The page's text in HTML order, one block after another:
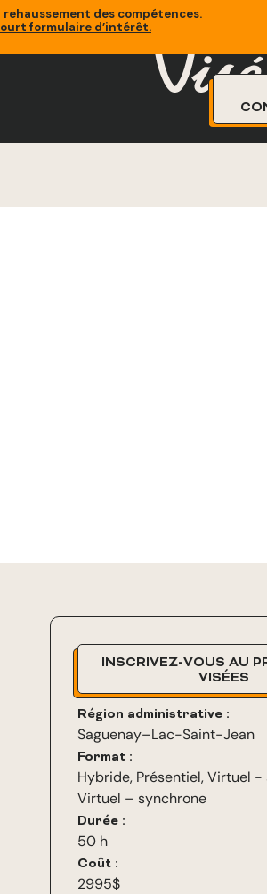
rehaussement des compétences.
formulaire d’intérêt.
INSCRIVEZ-VOUS AU
VISÉES
Région administrative :
Saguenay–Lac-Saint-Jean
Format :
Hybride, Présentiel,Virtuel -
Virtuel – synchrone
Durée :
50 h
Coût :
2995$